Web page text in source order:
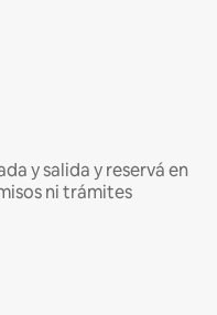
y salida y reservá en
ni trámites